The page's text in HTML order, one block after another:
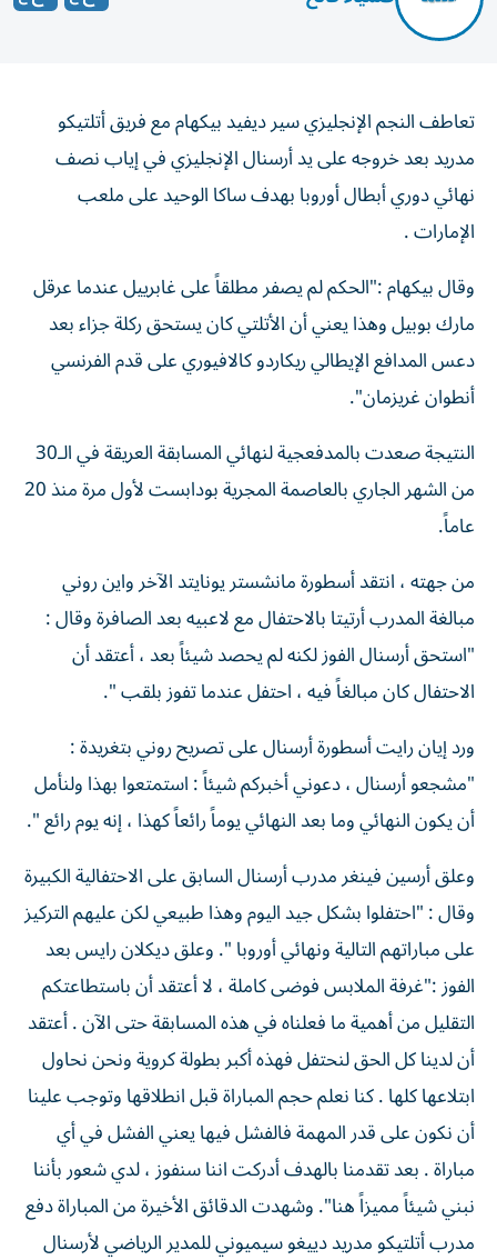
تعاطف النجم الإنجليزي سير ديفيد بيكهام مع فريق أتلتيكو
مدريد بعد خروجه على يد أرسنال الإنجليزي في إياب نصف
نهائي دوري أبطال أوروبا بهدف ساكا الوحيد على ملعب
الإمارات .
وقال بيكهام :"الحكم لم يصفر مطلقاً على غابرييل عندما عرقل
مارك بوبيل وهذا يعني أن الأتلتي كان يستحق ركلة جزاء بعد
دعس المدافع الإيطالي ريكاردو كالافيوري على قدم الفرنسي
أنطوان غريزمان".
النتيجة صعدت بالمدفعجية لنهائي المسابقة العريقة في الـ30
من الشهر الجاري بالعاصمة المجرية بودابست لأول مرة منذ 20
عاماً.
من جهته ، انتقد أسطورة مانشستر يونايتد الآخر واين روني
مبالغة المدرب أرتيتا بالاحتفال مع لاعبيه بعد الصافرة وقال :
"استحق أرسنال الفوز لكنه لم يحصد شيئاً بعد ، أعتقد أن
الاحتفال كان مبالغاً فيه ، احتفل عندما تفوز بلقب ".
ورد إيان رايت أسطورة أرسنال على تصريح روني بتغريدة :
"مشجعو أرسنال ، دعوني أخبركم شيئاً : استمتعوا بهذا ولنأمل
أن يكون النهائي وما بعد النهائي يوماً رائعاً كهذا ، إنه يوم رائع ".
وعلق أرسين فينغر مدرب أرسنال السابق على الاحتفالية الكبيرة
وقال : "احتفلوا بشكل جيد اليوم وهذا طبيعي لكن عليهم التركيز
على مباراتهم التالية ونهائي أوروبا ". وعلق ديكلان رايس بعد
الفوز :"غرفة الملابس فوضى كاملة ، لا أعتقد أن باستطاعتكم
التقليل من أهمية ما فعلناه في هذه المسابقة حتى الآن . أعتقد
أن لدينا كل الحق لنحتفل فهذه أكبر بطولة كروية ونحن نحاول
ابتلاعها كلها . كنا نعلم حجم المباراة قبل انطلاقها وتوجب علينا
أن نكون على قدر المهمة فالفشل فيها يعني الفشل في أي
مباراة . بعد تقدمنا بالهدف أدركت اننا سنفوز ، لدي شعور بأننا
نبني شيئاً مميزاً هنا". وشهدت الدقائق الأخيرة من المباراة دفع
مدرب أتلتيكو مدريد دييغو سيميوني للمدير الرياضي لأرسنال